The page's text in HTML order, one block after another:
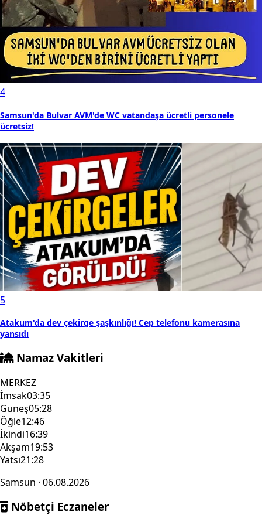
4
Samsun'da Bulvar AVM'de WC vatandaşa ücretli personele
ücretsiz!
5
Atakum'da dev çekirge şaşkınlığı! Cep telefonu kamerasına
yansıdı
Namaz Vakitleri
MERKEZ
İmsak03:35
Güneş05:28
Öğle12:46
İkindi16:39
Akşam19:53
Yatsı21:28
Samsun · 06.08.2026
Nöbetçi Eczaneler